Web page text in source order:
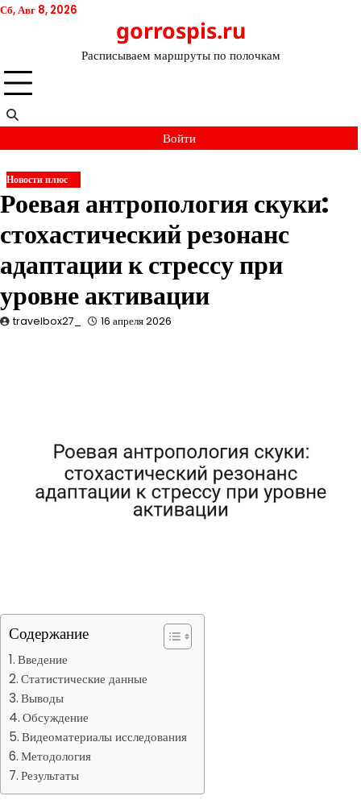
Перейти
Сб, Авг 8, 2026
gorrospis.ru
Расписываем маршруты по полочкам
Войти
Новости плюс
Роевая антропология скуки:
стохастический резонанс
адаптации к стрессу при
уровне активации
travelbox27_ 16 апреля 2026
Содержание
Введение
Статистические данные
Выводы
Обсуждение
Видеоматериалы исследования
Методология
Результаты